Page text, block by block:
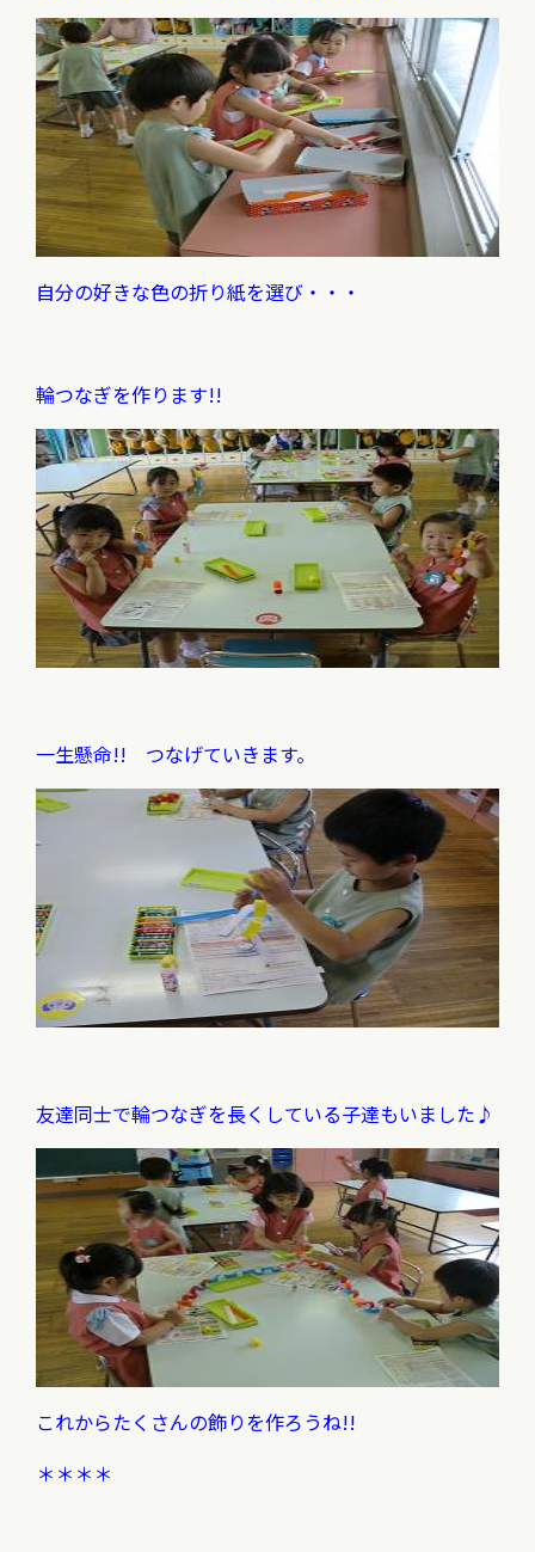
自分の好きな色の折り紙を選び・・・
輪つなぎを作ります!!
一生懸命!! つなげていきます。
友達同士で輪つなぎを長くしている子達もいました♪
これからたくさんの飾りを作ろうね!!
＊＊＊＊